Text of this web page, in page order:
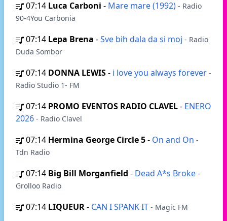
07:14 Luca Carboni - Mare mare (1992) - Radio
90-4You Carbonia
07:14 Lepa Brena -Sve bih dala da si moj - Radio
Duda Sombor
07:14 DONNA LEWIS- i love you always forever -
Radio Studio 1- FM
07:14 PROMO EVENTOS RADIO CLAVEL- ENERO
2026 - Radio Clavel
07:14 Hermina George Circle 5- On and On -
Tdn Radio
07:14 Big Bill Morganfield - Dead A*s Broke -
Grolloo Radio
07:14 LIQUEUR- CAN I SPANK IT - Magic FM